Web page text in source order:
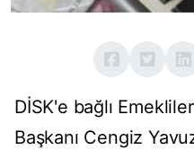
DİSK'e bağlı
Başkanı Cengiz